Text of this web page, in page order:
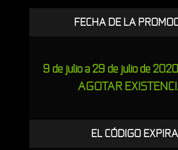
FECHA DE LA
9 de julio a 29 de julio de
AGOTAR
EL CÓDIGO EXPIRA